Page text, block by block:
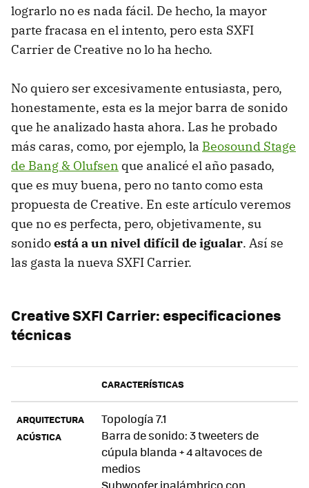
lograrlo no es nada fácil. De hecho, la mayor
parte fracasa en el intento, pero esta SXFI
Carrier de Creative no lo ha hecho.
No quiero ser excesivamente entusiasta, pero,
honestamente, esta es la mejor barra de sonido
que he analizado hasta ahora. Las he probado
más caras, como, por ejemplo, la Beosound Stage
de Bang & Olufsen que analicé el año pasado,
que es muy buena, pero no tanto como esta
propuesta de Creative. En este artículo veremos
que no es perfecta, pero, objetivamente, su
sonidoestá a un nivel difícil de igualar. Así se
las gasta la nueva SXFI Carrier.
Creative SXFI Carrier: especificaciones
técnicas
CARACTERÍSTICAS
ARQUITECTURA
ACÚSTICA
Topología 7.1
Barra de sonido: 3 tweeters de
cúpula blanda + 4 altavoces de
medios
Subwoofer inalámbrico con